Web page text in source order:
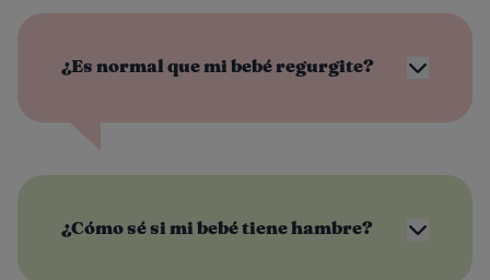
¿Es normal que mi bebé regurgite?
¿Cómo sé si mi bebé tiene hambre?